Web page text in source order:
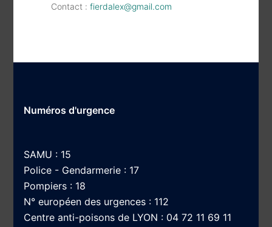
Contact : fierdalex@gmail.com
Numéros d'urgence
SAMU : 15
Police - Gendarmerie : 17
Pompiers : 18
N° européen des urgences : 112
Centre anti-poisons de LYON : 04 72 11 69 11